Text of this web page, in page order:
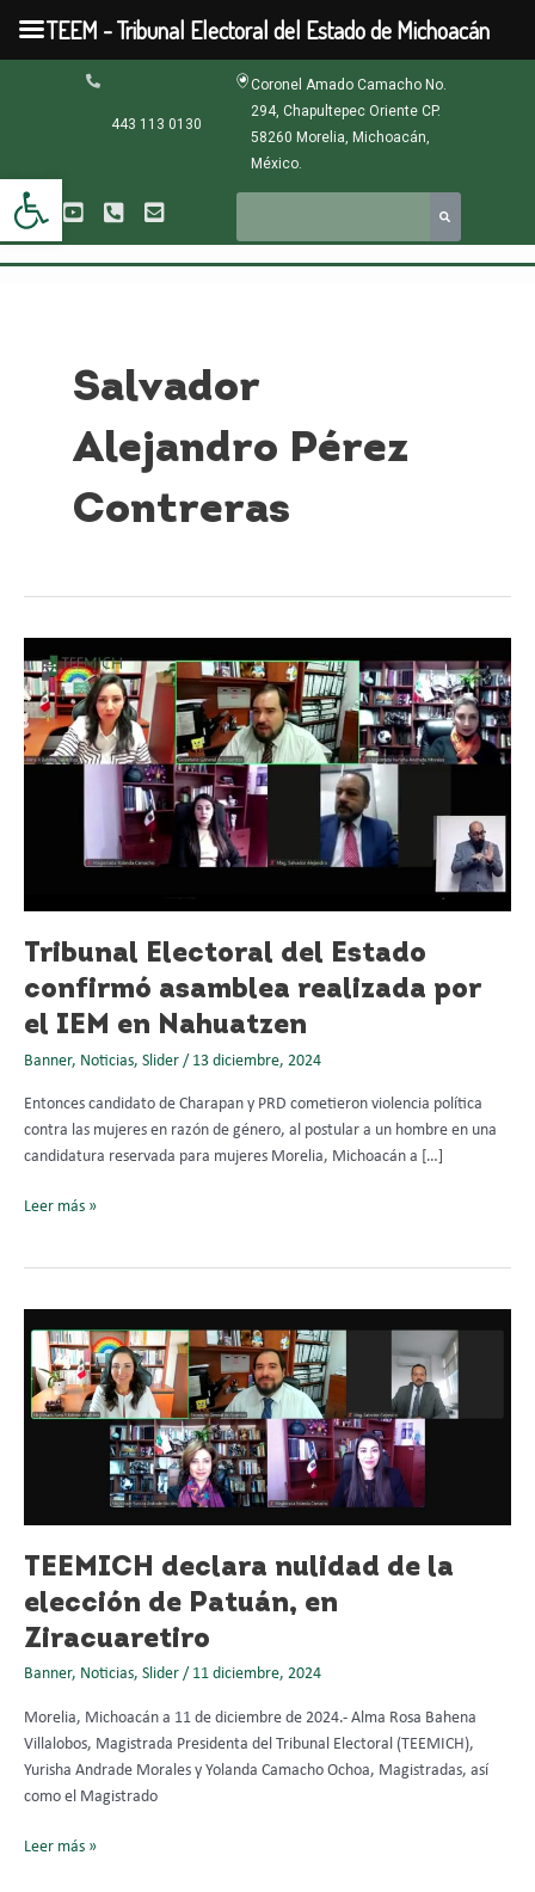
Abrir barra de herramientas
contenido
443 113 0130
Coronel Amado Camacho No.
294, Chapultepec Oriente CP.
58260 Morelia, Michoacán,
México.
Salvador
Alejandro Pérez
Contreras
Tribunal Electoral del Estado
confirmó asamblea realizada por
el IEM en Nahuatzen
Banner, Noticias, Slider / 13 diciembre, 2024
Entonces candidato de Charapan y PRD cometieron violencia política
contra las mujeres en razón de género, al postular a un hombre en una
candidatura reservada para mujeres Morelia, Michoacán a […]
Electoral
del
Estado
confirmó
en
Nahuatzen
Leer más »
TEEMICH declara nulidad de la
elección de Patuán, en
Ziracuaretiro
Banner, Noticias, Slider / 11 diciembre, 2024
Morelia, Michoacán a 11 de diciembre de 2024.- Alma Rosa Bahena
Villalobos, Magistrada Presidenta del Tribunal Electoral (TEEMICH),
Yurisha Andrade Morales y Yolanda Camacho Ochoa, Magistradas, así
como el Magistrado
declara
nulidad
de
en
Ziracuaretiro
Leer más »
Paginación
TEEM - Tribunal Electoral del Estado de Michoacán